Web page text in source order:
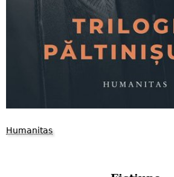
Humanitas